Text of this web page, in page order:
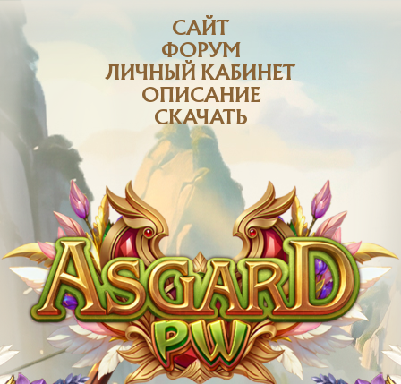
САЙТ
ФОРУМ
ЛИЧНЫЙ КАБИНЕТ
ОПИСАНИЕ
СКАЧАТЬ